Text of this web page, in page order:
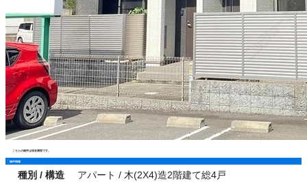
こちらの物件は現在満室です。
物件情報
種別 / 構造 アパート / 木(2X4)造2階建て総4戸